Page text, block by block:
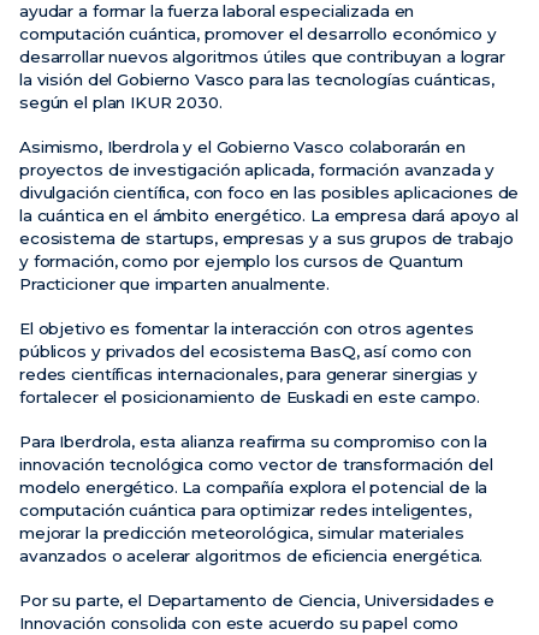
ayudar a formar la fuerza laboral especializada en
computación cuántica, promover el desarrollo económico y
desarrollar nuevos algoritmos útiles que contribuyan a lograr
la visión del Gobierno Vasco para las tecnologías cuánticas,
según el plan IKUR 2030.
Asimismo, Iberdrola y el Gobierno Vasco colaborarán en
proyectos de investigación aplicada, formación avanzada y
divulgación científica, con foco en las posibles aplicaciones de
la cuántica en el ámbito energético. La empresa dará apoyo al
ecosistema de startups, empresas y a sus grupos de trabajo
y formación, como por ejemplo los cursos de Quantum
Practicioner que imparten anualmente.
El objetivo es fomentar la interacción con otros agentes
públicos y privados del ecosistema BasQ, así como con
redes científicas internacionales, para generar sinergias y
fortalecer el posicionamiento de Euskadi en este campo.
Para Iberdrola, esta alianza reafirma su compromiso con la
innovación tecnológica como vector de transformación del
modelo energético. La compañía explora el potencial de la
computación cuántica para optimizar redes inteligentes,
mejorar la predicción meteorológica, simular materiales
avanzados o acelerar algoritmos de eficiencia energética.
Por su parte, el Departamento de Ciencia, Universidades e
Innovación consolida con este acuerdo su papel como